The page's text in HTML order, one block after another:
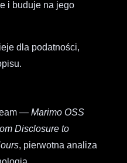
i buduje na jego
dla podatności,
— Marimo OSS
Disclosure to
, pierwotna analiza